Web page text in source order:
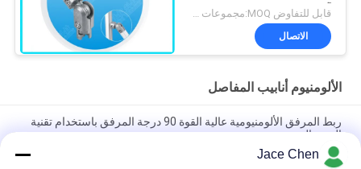
آل-10
قابل للتفاوض MOQ:مجموعات 500
الاتصال
الألومنيوم أنابيب المفاصل
ربط المرفق الألومنيومية عالية القوة 90 درجة المرفق باستخدام تقنية
الصب الصب
Jace Chen